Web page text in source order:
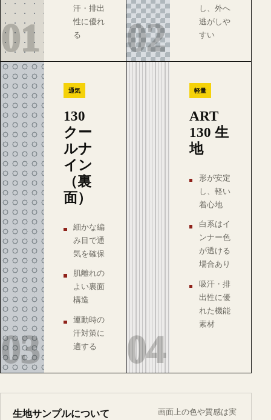
01
汗・排出
性に優れ
る
02
し、外へ
逃がしや
すい
03
通気
130
クー
ルナ
イン
（裏
面）
細かな編
み目で通
気を確保
肌離れの
よい裏面
構造
運動時の
汗対策に
適する
04
軽量
ART
130 生
地
形が安定
し、軽い
着心地
白系はイ
ンナー色
が透ける
場合あり
吸汗・排
出性に優
れた機能
素材
生地サンプルについて
画面上の色や質感は実